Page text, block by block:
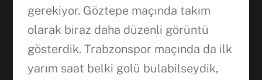
gerekiyor. Göztepe maçında takım
olarak biraz daha düzenli görüntü
gösterdik. Trabzonspor maçında da ilk
yarım saat belki golü bulabilseydik,